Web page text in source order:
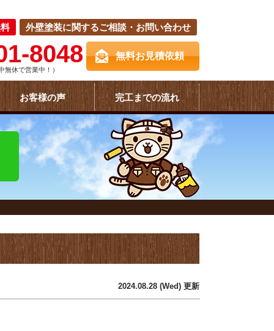
外壁塗装に関するご相談・お問い合わせ
8048
無休で営業中！）
無料お見積依頼
お客様の声 完工までの流れ
2024.08.28 (Wed) 更新